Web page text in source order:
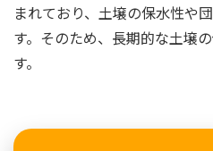
まれており、土壌の保水性や
す。そのため、長期的な土壌
す。